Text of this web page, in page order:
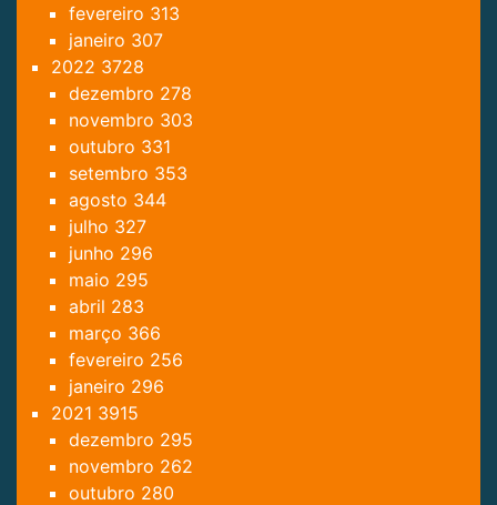
fevereiro 313
janeiro 307
2022 3728
dezembro 278
novembro 303
outubro 331
setembro 353
agosto 344
julho 327
junho 296
maio 295
abril 283
março 366
fevereiro 256
janeiro 296
2021 3915
dezembro 295
novembro 262
outubro 280